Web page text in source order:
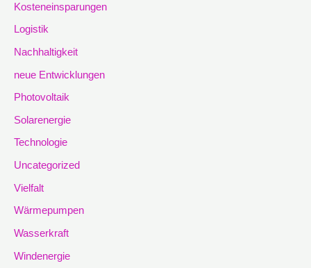
Kosteneinsparungen
Logistik
Nachhaltigkeit
neue Entwicklungen
Photovoltaik
Solarenergie
Technologie
Uncategorized
Vielfalt
Wärmepumpen
Wasserkraft
Windenergie